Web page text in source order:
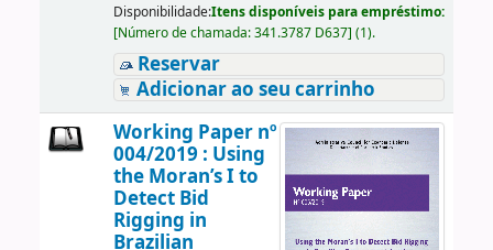
Disponibilidade:Itens disponíveis para empréstimo:
[Número de chamada:341.3787 D637] (1).
Reservar
Adicionar ao seu carrinho
Working Paper nº
004/2019 : Using
the Moran’s I to
Detect Bid
Rigging in
Brazilian